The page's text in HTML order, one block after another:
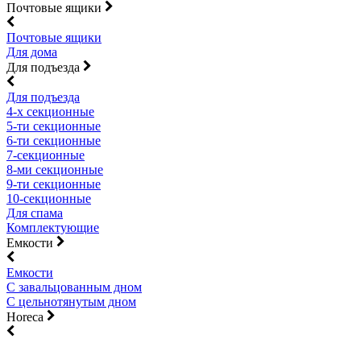
Почтовые ящики
Почтовые ящики
Для дома
Для подъезда
Для подъезда
4-х секционные
5-ти секционные
6-ти секционные
7-секционные
8-ми секционные
9-ти секционные
10-секционные
Для спама
Комплектующие
Емкости
Емкости
С завальцованным дном
С цельнотянутым дном
Horeca